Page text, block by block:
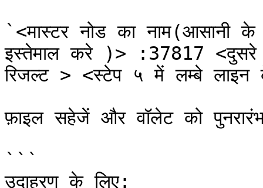
`<मास्टर नोड का नाम(आसानी
इस्तेमाल करे )> :37817 <दुसरे
रिजल्ट > <स्टेप ५ में लम्बे
फ़ाइल सहेजें और वॉलेट को
```
उदाहरण के लिए: